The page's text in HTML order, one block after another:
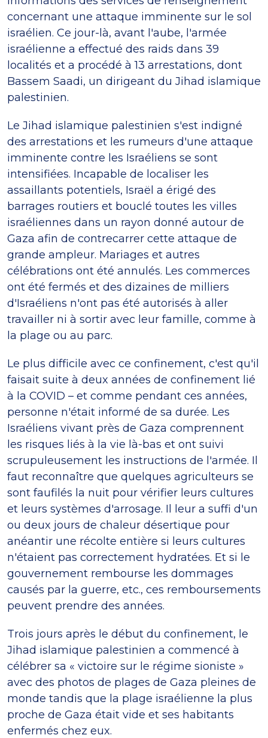
concernant une attaque imminente sur le sol
israélien. Ce jour-là, avant l'aube, l'armée
israélienne a effectué des raids dans 39
localités et a procédé à 13 arrestations, dont
Bassem Saadi, un dirigeant du Jihad islamique
palestinien.
Le Jihad islamique palestinien s'est indigné
des arrestations et les rumeurs d'une attaque
imminente contre les Israéliens se sont
intensifiées. Incapable de localiser les
assaillants potentiels, Israël a érigé des
barrages routiers et bouclé toutes les villes
israéliennes dans un rayon donné autour de
Gaza afin de contrecarrer cette attaque de
grande ampleur. Mariages et autres
célébrations ont été annulés. Les commerces
ont été fermés et des dizaines de milliers
d'Israéliens n'ont pas été autorisés à aller
travailler ni à sortir avec leur famille, comme à
la plage ou au parc.
Le plus difficile avec ce confinement, c'est qu'il
faisait suite à deux années de confinement lié
à la COVID – et comme pendant ces années,
personne n'était informé de sa durée. Les
Israéliens vivant près de Gaza comprennent
les risques liés à la vie là-bas et ont suivi
scrupuleusement les instructions de l'armée. Il
faut reconnaître que quelques agriculteurs se
sont faufilés la nuit pour vérifier leurs cultures
et leurs systèmes d'arrosage. Il leur a suffi d'un
ou deux jours de chaleur désertique pour
anéantir une récolte entière si leurs cultures
n'étaient pas correctement hydratées. Et si le
gouvernement rembourse les dommages
causés par la guerre, etc., ces remboursements
peuvent prendre des années.
Trois jours après le début du confinement, le
Jihad islamique palestinien a commencé à
célébrer sa « victoire sur le régime sioniste »
avec des photos de plages de Gaza pleines de
monde tandis que la plage israélienne la plus
proche de Gaza était vide et ses habitants
enfermés chez eux.